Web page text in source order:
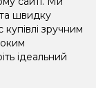
швидку
зручним
ідеальний